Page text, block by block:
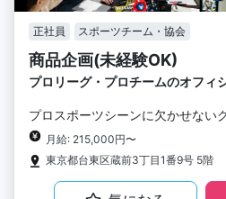
正社員 スポーツチーム・協会
商品企画(未経験OK)
プロリーグ・プロチームのオフィ
プロスポーツシーンに欠かせない
月給: 215,000円〜
東京都台東区蔵前3丁目1番9号 5階